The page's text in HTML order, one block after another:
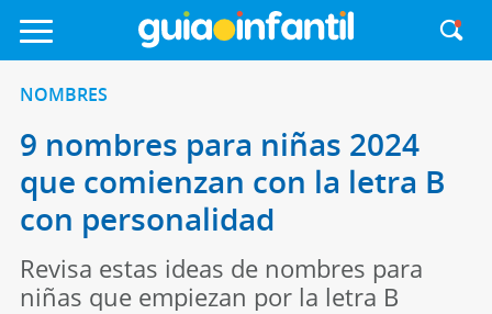
NOMBRES
9 nombres para niñas 2024
que comienzan con la letra B
con personalidad
Revisa estas ideas de nombres para
niñas que empiezan por la letra B